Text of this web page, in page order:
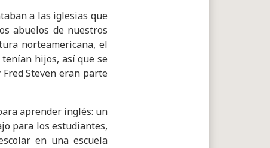
a las iglesias que
abuelos de nuestros
norteamericana, el
hijos, así que se
Steven eran parte
aprender inglés: un
para los estudiantes,
en una escuela